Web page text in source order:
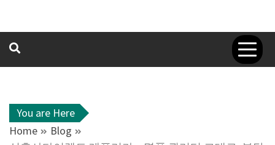
You are Here
Home
Blog